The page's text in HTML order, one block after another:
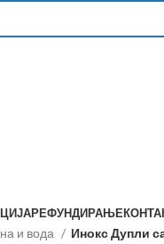
РЕФУНДИРАЊЕ
и вода Инокс Дупли